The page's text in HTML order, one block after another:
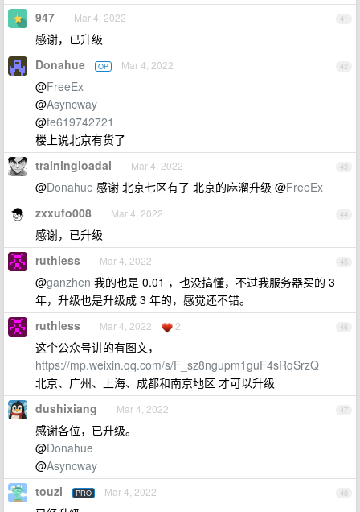
41
947 Mar 4, 2022
感谢，已升级
42
Donahue OP Mar 4, 2022
@FreeEx
@Asyncway
@fe619742721
楼上说北京有货了
43
trainingloadai Mar 4, 2022
@Donahue 感谢 北京七区有了 北京的麻溜升级 @FreeEx
44
zxxufo008 Mar 4, 2022
感谢，已升级
45
ruthless Mar 4, 2022
@ganzhen 我的也是 0.01 ，也没搞懂，不过我服务器买的 3
年，升级也是升级成 3 年的，感觉还不错。
46
ruthless Mar 4, 2022 2
这个公众号讲的有图文，
https://mp.weixin.qq.com/s/F_sz8ngupm1guF4sRqSrzQ
北京、广州、上海、成都和南京地区 才可以升级
47
dushixiang Mar 4, 2022
感谢各位，已升级。
@Donahue
@Asyncway
48
touzi PRO Mar 4, 2022